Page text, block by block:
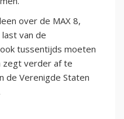
over de MAX 8,
van de
tussentijds moeten
zegt verder af te
de Verenigde Staten